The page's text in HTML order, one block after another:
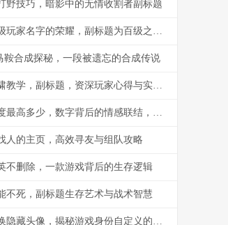
野技巧，暗影中的无情收割者副标题
和平精英一百级玩家名字的荣耀，副标题为百级之名的战场印记
鞍合成探秘，一段被遗忘的合成传说
和平精英刷龙啸教学，副标题，资深玩家心得与实战精要
王者荣耀亲密度最高多少，数字背后的情感联结，副标题，亲密度的极限与情谊的无限
人的主页，高效寻友与组队攻略
不删除，一款游戏背后的生存逻辑
不死，副标题生存艺术与战术智慧
和平精英怎么换隐藏头像，揭秘游戏身份自定义的艺术，副标题，资深玩家教你解锁个性标识